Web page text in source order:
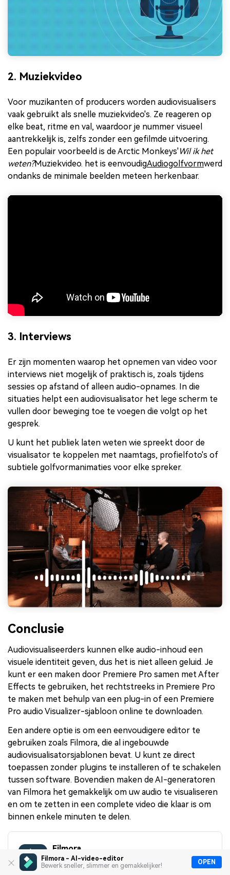
Filmora - AI-video-editor
Bewerk sneller, slimmer en gemakkelijker!
OPEN
2. Muziekvideo
Voor muzikanten of producers worden audiovisualisers
vaak gebruikt als snelle muziekvideo's. Ze reageren op
elke beat, ritme en val, waardoor je nummer visueel
aantrekkelijk is, zelfs zonder een gefilmde uitvoering.
Een populair voorbeeld is de Arctic Monkeys'Wil ik het
weten?Muziekvideo. het is eenvoudigAudiogolfvormwerd
ondanks de minimale beelden meteen herkenbaar.
3. Interviews
Er zijn momenten waarop het opnemen van video voor
interviews niet mogelijk of praktisch is, zoals tijdens
sessies op afstand of alleen audio-opnames. In die
situaties helpt een audiovisualisator het lege scherm te
vullen door beweging toe te voegen die volgt op het
gesprek.
U kunt het publiek laten weten wie spreekt door de
visualisator te koppelen met naamtags, profielfoto's of
subtiele golfvormanimaties voor elke spreker.
Conclusie
Audiovisualiseerders kunnen elke audio-inhoud een
visuele identiteit geven, dus het is niet alleen geluid. Je
kunt er een maken door Premiere Pro samen met After
Effects te gebruiken, het rechtstreeks in Premiere Pro
te maken met behulp van een plug-in of een Premiere
Pro audio Visualizer-sjabloon online te downloaden.
Een andere optie is om een eenvoudigere editor te
gebruiken zoals Filmora, die al ingebouwde
audiovisualisatorsjablonen bevat. U kunt ze direct
toepassen zonder plugins te installeren of te schakelen
tussen software. Bovendien maken de AI-generatoren
van Filmora het gemakkelijk om uw audio te visualiseren
en om te zetten in een complete video die klaar is om
binnen enkele minuten te delen.
Filmora
AI-videobewerkingsapp en-software